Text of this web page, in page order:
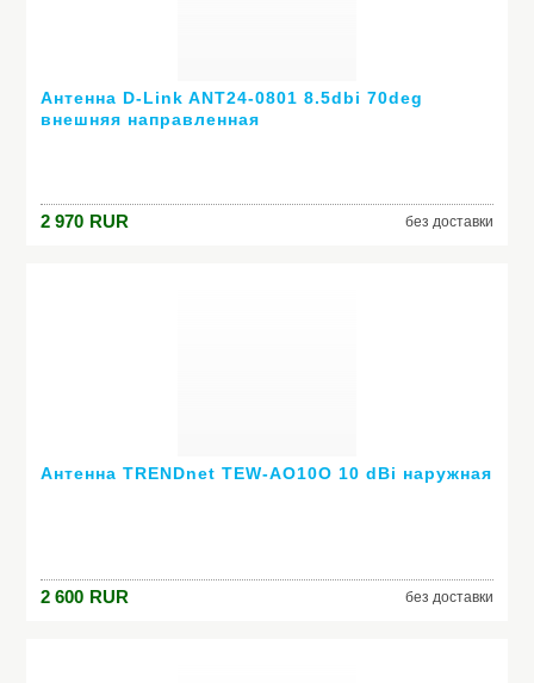
Антенна D-Link ANT24-0801 8.5dbi 70deg
внешняя направленная
2 970 RUR без доставки
Антенна TRENDnet TEW-AO10O 10 dBi наружная
2 600 RUR без доставки